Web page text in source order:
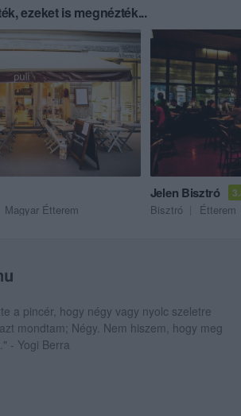
ezeket is megnézték...
Magyar Étterem
Jelen Bisztró
Bisztró Étterem
a pincér, hogy négy vagy nyolc szeletre
mondtam; Négy. Nem hiszem, hogy meg
- Yogi Berra